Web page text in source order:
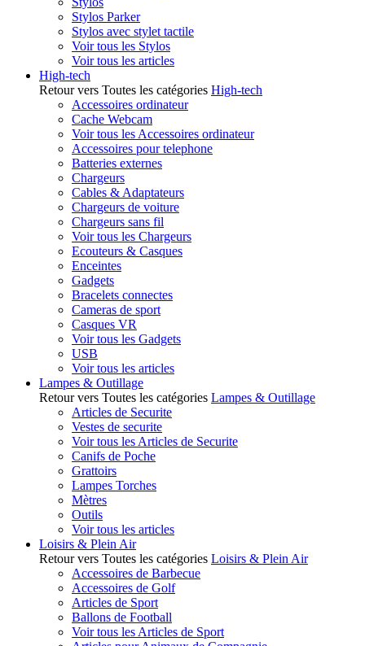
Stylos Parker
Stylos avec stylet tactile
Voir tous les Stylos
Voir tous les articles
High-tech
Retour vers Toutes les catégories High-tech
Accessoires ordinateur
Cache Webcam
Voir tous les Accessoires ordinateur
Accessoires pour telephone
Batteries externes
Chargeurs
Cables & Adaptateurs
Chargeurs de voiture
Chargeurs sans fil
Voir tous les Chargeurs
Ecouteurs & Casques
Enceintes
Gadgets
Bracelets connectes
Cameras de sport
Casques VR
Voir tous les Gadgets
USB
Voir tous les articles
Lampes & Outillage
Retour vers Toutes les catégories Lampes & Outillage
Articles de Securite
Vestes de securite
Voir tous les Articles de Securite
Canifs de Poche
Grattoirs
Lampes Torches
Mètres
Outils
Voir tous les articles
Loisirs & Plein Air
Retour vers Toutes les catégories Loisirs & Plein Air
Accessoires de Barbecue
Accessoires de Golf
Articles de Sport
Ballons de Football
Voir tous les Articles de Sport